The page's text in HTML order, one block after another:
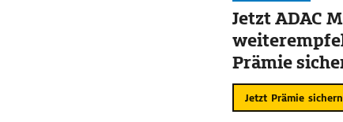
Jetzt ADAC
Prämie
Jetzt Prämie